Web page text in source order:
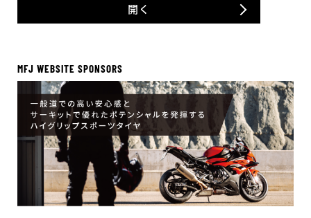
開く
MFJ WEBSITE SPONSORS